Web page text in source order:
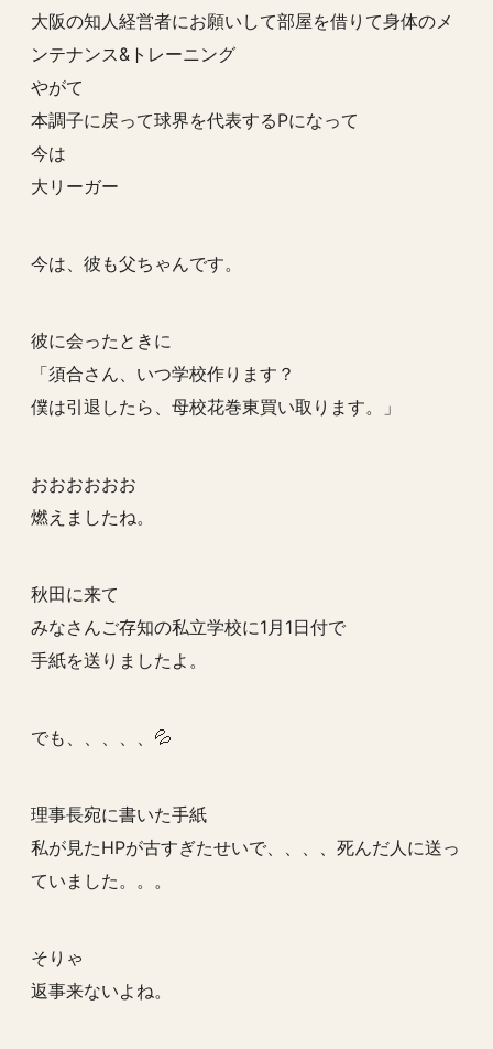
大阪の知人経営者にお願いして部屋を借りて身体のメ
ンテナンス&トレーニング
やがて
本調子に戻って球界を代表するPになって
今は
大リーガー
今は、彼も父ちゃんです。
彼に会ったときに
「須合さん、いつ学校作ります？
僕は引退したら、母校花巻東買い取ります。」
おおおおおお
燃えましたね。
秋田に来て
みなさんご存知の私立学校に1月1日付で
手紙を送りましたよ。
でも、、、、、💦
理事長宛に書いた手紙
私が見たHPが古すぎたせいで、、、、死んだ人に送っ
ていました。。。
そりゃ
返事来ないよね。